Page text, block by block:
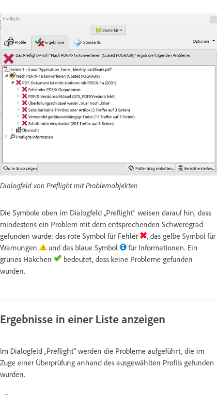
Dialogfeld von Preflight mit Problemobjekten
Die Symbole oben im Dialogfeld „Preflight“ weisen darauf hin, dass
mindestens ein Problem mit dem entsprechenden Schweregrad
gefunden wurde: das rote Symbol für Fehler
, das gelbe Symbol für
Warnungen
und das blaue Symbol
für Informationen. Ein
grünes Häkchen
bedeutet, dass keine Probleme gefunden
wurden.
Ergebnisse in einer Liste anzeigen
Im Dialogfeld „Preflight“ werden die Probleme aufgeführt, die im
Zuge einer Überprüfung anhand des ausgewählten Profils gefunden
wurden.